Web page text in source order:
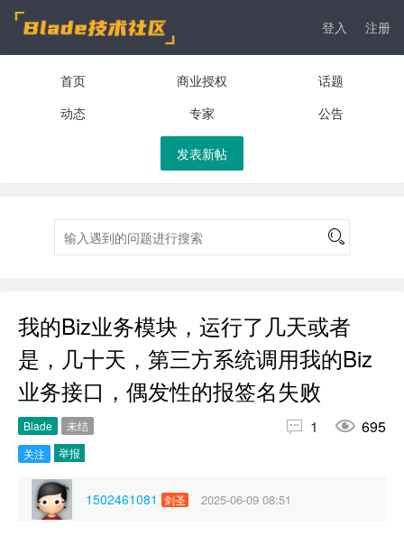
登入 注册
首页 商业授权
话题
动态
专家 公告
发表新帖
我的Biz业务模块，运行了几天或者
是，几十天，第三方系统调用我的Biz
业务接口，偶发性的报签名失败
Blade
未结
关注
举报
 1  695
1502461081 剑圣 2025-06-09 08:51